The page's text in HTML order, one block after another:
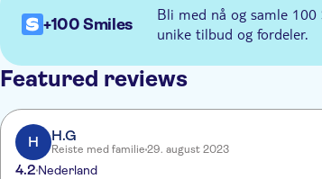
+100 Smiles
Bli med nå og samle 100
unike tilbud og fordeler.
Featured reviews
H H.G
Reiste med familie 29. august 2023
4.2 Nederland